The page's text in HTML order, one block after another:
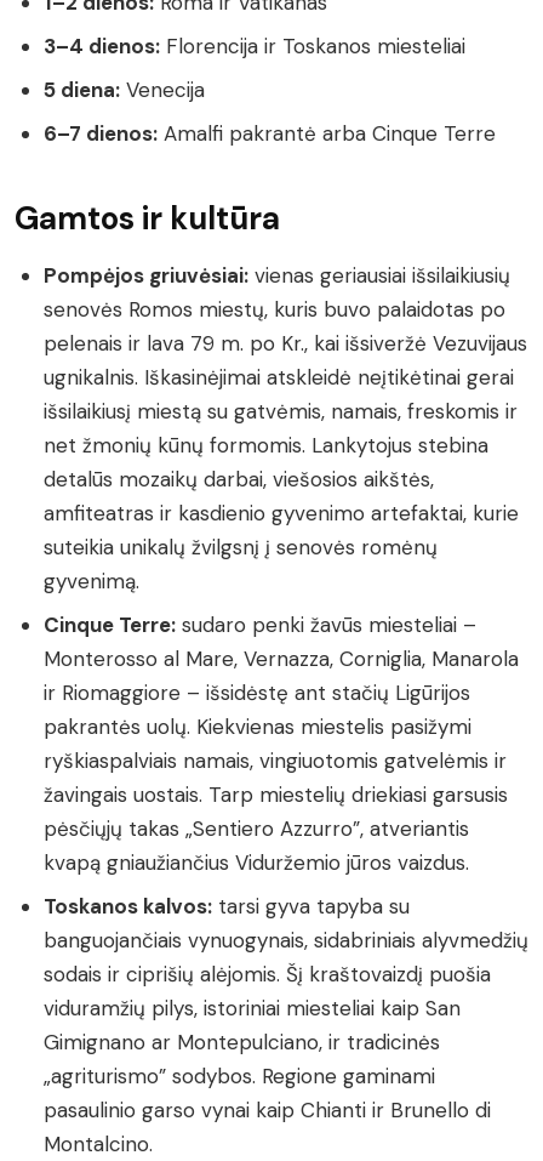
3–4 dienos: Florencija ir Toskanos miesteliai
5 diena: Venecija
6–7 dienos: Amalfi pakrantė arba Cinque Terre
Gamtos ir kultūra
Pompėjos griuvėsiai: vienas geriausiai išsilaikiusių
senovės Romos miestų, kuris buvo palaidotas po
pelenais ir lava 79 m. po Kr., kai išsiveržė Vezuvijaus
ugnikalnis. Iškasinėjimai atskleidė neįtikėtinai gerai
išsilaikiusį miestą su gatvėmis, namais, freskomis ir
net žmonių kūnų formomis. Lankytojus stebina
detalūs mozaikų darbai, viešosios aikštės,
amfiteatras ir kasdienio gyvenimo artefaktai, kurie
suteikia unikalų žvilgsnį į senovės romėnų
gyvenimą.
Cinque Terre: sudaro penki žavūs miesteliai –
Monterosso al Mare, Vernazza, Corniglia, Manarola
ir Riomaggiore – išsidėstę ant stačių Ligūrijos
pakrantės uolų. Kiekvienas miestelis pasižymi
ryškiaspalviais namais, vingiuotomis gatvelėmis ir
žavingais uostais. Tarp miestelių driekiasi garsusis
pėsčiųjų takas „Sentiero Azzurro”, atveriantis
kvapą gniaužiančius Viduržemio jūros vaizdus.
Toskanos kalvos: tarsi gyva tapyba su
banguojančiais vynuogynais, sidabriniais alyvmedžių
sodais ir ciprišių alėjomis. Šį kraštovaizdį puošia
viduramžių pilys, istoriniai miesteliai kaip San
Gimignano ar Montepulciano, ir tradicinės
„agriturismo” sodybos. Regione gaminami
pasaulinio garso vynai kaip Chianti ir Brunello di
Montalcino.